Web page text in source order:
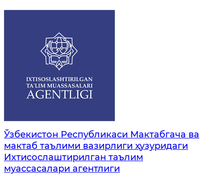
Ўзбекистон Республикаси Мактабгача ва
мактаб таълими вазирлиги ҳузуридаги
Ихтисослаштирилган таълим
муассасалари агентлиги